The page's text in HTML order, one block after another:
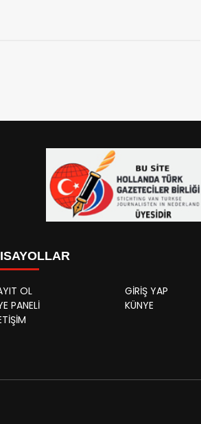
OL
GİRİŞ YAP
PANELİ
KÜNYE